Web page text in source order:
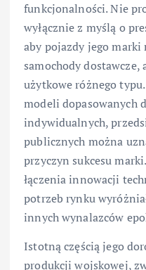
funkcjonalności. Nie
wyłącznie z myślą o
aby pojazdy jego marki
samochody dostawcze,
użytkowe różnego
modeli dopasowanych
indywidualnych,
publicznych można
przyczyn sukcesu
łączenia innowacji
potrzeb rynku
innych wynalazców
Istotną częścią jego
produkcji wojskowej,